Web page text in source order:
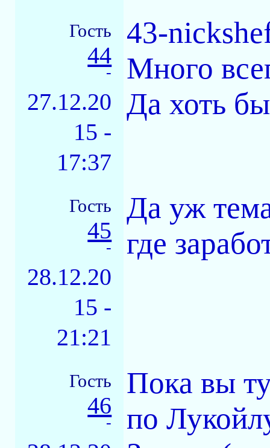
Гость
44
-
27.12.20
15 -
17:37
43-
Много
Да хоть
Гость
45
-
28.12.20
15 -
21:21
Да уж
где
Гость
46
-
Пока вы
по